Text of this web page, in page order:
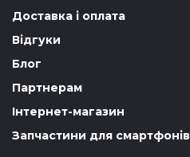
Доставка і оплата
Відгуки
Блог
Партнерам
Інтернет-магазин
Запчастини для смартфонів